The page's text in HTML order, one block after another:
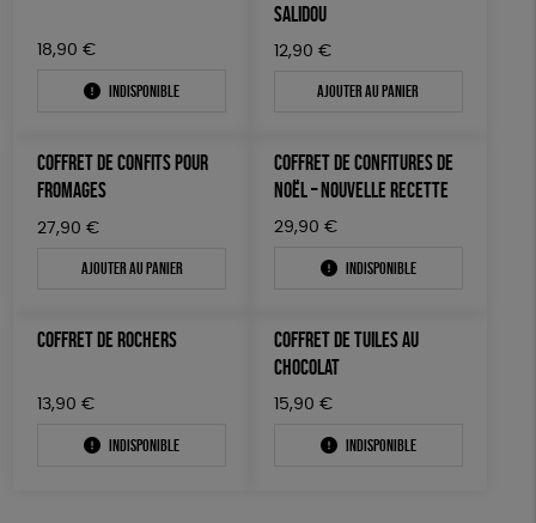
18,90 €
Indisponible
SALIDOU
12,90 €
Ajouter au panier
COFFRET DE CONFITS POUR
FROMAGES
27,90 €
Ajouter au panier
COFFRET DE CONFITURES DE
NOËL – NOUVELLE RECETTE
29,90 €
Indisponible
COFFRET DE ROCHERS
13,90 €
Indisponible
COFFRET DE TUILES AU
CHOCOLAT
15,90 €
Indisponible